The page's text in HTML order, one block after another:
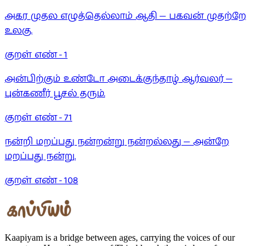
அகர முதல எழுத்தெல்லாம் ஆதி — பகவன் முதற்றே
உலகு.
குறள் எண் -1
அன்பிற்கும் உண்டோ அடைக்குந்தாழ் ஆர்வலர் —
புன்கணீர் பூசல் தரும்.
குறள் எண் -71
நன்றி மறப்பது நன்றன்று நன்றல்லது — அன்றே
மறப்பது நன்று.
குறள் எண் -108
Kaapiyam is a bridge between ages, carrying the voices of our